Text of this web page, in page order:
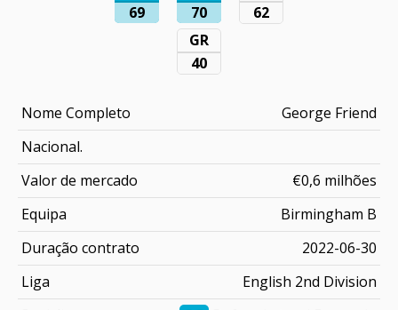
69
70
62
GR
40
Nome Completo
George Friend
Nacional.
Valor de mercado
€0,6 milhões
Equipa
Birmingham B
Duração contrato
2022-06-30
Liga
English 2nd Division